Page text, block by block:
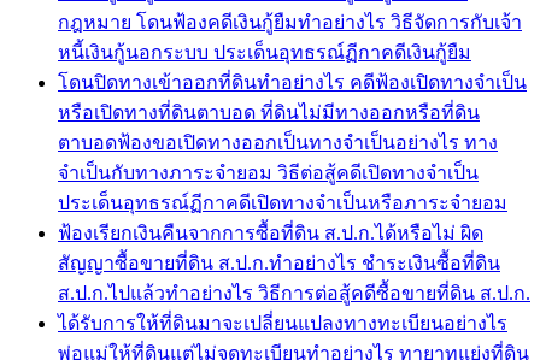
กฎหมาย โดนฟ้องคดีเงินกู้ยืมทำอย่างไร วิธีจัดการกับเจ้า
หนี้เงินกู้นอกระบบ ประเด็นอุทธรณ์ฏีกาคดีเงินกู้ยืม
โดนปิดทางเข้าออกที่ดินทำอย่างไร คดีฟ้องเปิดทางจำเป็น
หรือเปิดทางที่ดินตาบอด ที่ดินไม่มีทางออกหรือที่ดิน
ตาบอดฟ้องขอเปิดทางออกเป็นทางจำเป็นอย่างไร ทาง
จำเป็นกับทางภาระจำยอม วิธีต่อสู้คดีเปิดทางจำเป็น
ประเด็นอุทธรณ์ฏีกาคดีเปิดทางจำเป็นหรือภาระจำยอม
ฟ้องเรียกเงินคืนจากการซื้อที่ดิน ส.ป.ก.ได้หรือไม่ ผิด
สัญญาซื้อขายที่ดิน ส.ป.ก.ทำอย่างไร ชำระเงินซื้อที่ดิน
ส.ป.ก.ไปแล้วทำอย่างไร วิธีการต่อสู้คดีซื้อขายที่ดิน ส.ป.ก.
ได้รับการให้ที่ดินมาจะเปลี่ยนแปลงทางทะเบียนอย่างไร
พ่อแม่ให้ที่ดินแต่ไม่จดทะเบียนทำอย่างไร ทายาทแย่งที่ดิน